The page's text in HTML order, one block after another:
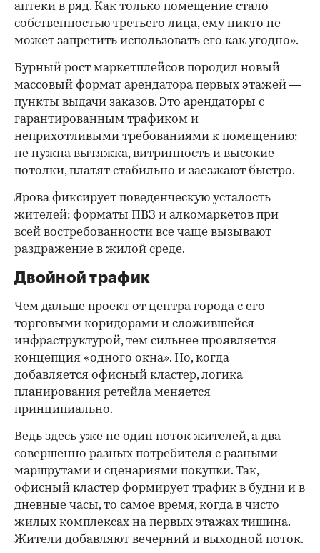
аптеки в ряд. Как только помещение стало
собственностью третьего лица, ему никто не
может запретить использовать его как угодно».
Бурный рост маркетплейсов породил новый
массовый формат арендатора первых этажей —
пункты выдачи заказов. Это арендаторы с
гарантированным трафиком и
неприхотливыми требованиями к помещению:
не нужна вытяжка, витринность и высокие
потолки, платят стабильно и заезжают быстро.
Ярова фиксирует поведенческую усталость
жителей: форматы ПВЗ и алкомаркетов при
всей востребованности все чаще вызывают
раздражение в жилой среде.
Двойной трафик
Чем дальше проект от центра города с его
торговыми коридорами и сложившейся
инфраструктурой, тем сильнее проявляется
концепция «одного окна». Но, когда
добавляется офисный кластер, логика
планирования ретейла меняется
принципиально.
Ведь здесь уже не один поток жителей, а два
совершенно разных потребителя с разными
маршрутами и сценариями покупки. Так,
офисный кластер формирует трафик в будни и в
дневные часы, то самое время, когда в чисто
жилых комплексах на первых этажах тишина.
Жители добавляют вечерний и выходной поток.